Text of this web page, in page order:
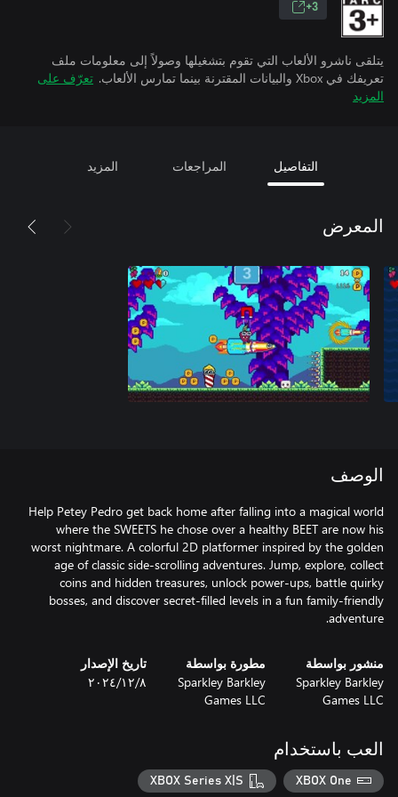
3+
يتلقى ناشرو الألعاب التي تقوم بتشغيلها وصولاً إلى معلومات ملف
تعريفك في Xbox والبيانات المقترنة بينما تمارس الألعاب.
تعرّف على
المزيد
التفاصيل المراجعات المزيد
المعرض
الوصف
Help Petey Pedro get back home after falling into a magical world
where the SWEETS he chose over a healthy BEET are now his
worst nightmare. A colorful 2D platformer inspired by the golden
age of classic side-scrolling adventures. Jump, explore, collect
coins and hidden treasures, unlock power-ups, battle quirky
bosses, and discover secret-filled levels in a fun family-friendly
adventure.
منشور بواسطة
Sparkley Barkley
Games LLC
مطورة بواسطة
Sparkley Barkley
Games LLC
تاريخ الإصدار
٨‏/١٢‏/٢٠٢٤
العب باستخدام
XBOX One
XBOX Series X|S